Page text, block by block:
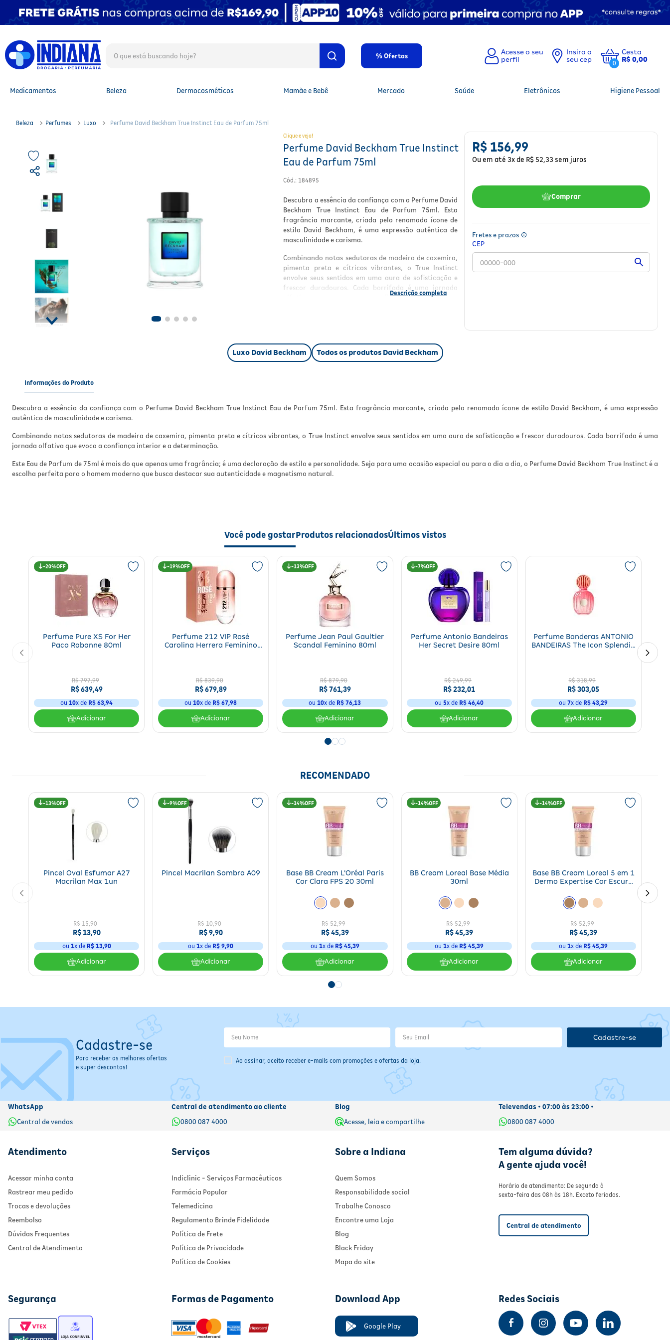
% Ofertas
Insira o
seu cep
0
Cesta
R$ 0,00
Medicamentos Beleza Dermocosméticos Mamãe e Bebê Mercado Saúde Eletrônicos Higiene Pessoal
Beleza Perfumes Luxo Perfume David Beckham True Instinct Eau de Parfum 75ml
Clique e veja!
Perfume David Beckham True Instinct
Eau de Parfum 75ml
Cód.: 184895
Descubra a essência da confiança com o Perfume David
Beckham True Instinct Eau de Parfum 75ml. Esta
fragrância marcante, criada pelo renomado ícone de
estilo David Beckham, é uma expressão autêntica de
masculinidade e carisma.
Combinando notas sedutoras de madeira de caxemira,
pimenta preta e cítricos vibrantes, o True Instinct
envolve seus sentidos em uma aura de sofisticação e
frescor duradouros. Cada borrifada é uma jornada
olfativa que evoca a confiança interior e a
personalidade. Seja para uma ocasião especial ou para
o dia a dia, o Perfume David Beckham True Instinct é a
R$ 156,99
Ou em até 3x de R$ 52,33 sem juros
Comprar
Fretes e prazos
CEP
Luxo David Beckham Todos os produtos David Beckham
Informações do Produto
Descubra a essência da confiança com o Perfume David Beckham True Instinct Eau de Parfum 75ml. Esta fragrância marcante, criada pelo renomado ícone de estilo David Beckham, é uma expressão
autêntica de masculinidade e carisma.
Combinando notas sedutoras de madeira de caxemira, pimenta preta e cítricos vibrantes, o True Instinct envolve seus sentidos em uma aura de sofisticação e frescor duradouros. Cada borrifada é uma
jornada olfativa que evoca a confiança interior e a determinação.
Este Eau de Parfum de 75ml é mais do que apenas uma fragrância; é uma declaração de estilo e personalidade. Seja para uma ocasião especial ou para o dia a dia, o Perfume David Beckham True Instinct é a
escolha perfeita para o homem moderno que busca destacar sua autenticidade e magnetismo natural.
Você pode gostarProdutos relacionadosÚltimos vistos
20%
Perfume Pure XS For Her
Paco Rabanne 80ml
R$ 797,99
R$ 639,49
ou10x de R$ 63,94
Adicionar
19%
Perfume 212 VIP Rosé
Carolina Herrera Feminino
R$ 839,90
R$679,89
ou10x de R$ 67,98
Adicionar
13%
Perfume Jean Paul Gaultier
Scandal Feminino 80ml
R$ 879,90
R$761,39
ou10x de R$ 76,13
Adicionar
7%
Perfume Antonio Bandeiras
Her Secret Desire 80ml
R$ 249,99
R$232,01
ou5x de R$ 46,40
Adicionar
Perfume Banderas ANTONIO
BANDEIRAS The Icon Splendid
R$ 318,99
R$303,05
ou7x de R$ 43,29
Adicionar
RECOMENDADO
13%
Pincel Oval Esfumar A27
Macrilan Max 1un
R$ 15,90
R$ 13,90
ou 1x de R$ 13,90
Adicionar
9%
Pincel Macrilan Sombra A09
R$ 10,90
R$9,90
ou1x de R$ 9,90
Adicionar
14%
Base BB Cream L'Oréal Paris
Cor Clara FPS 20 30ml
R$ 52,99
R$45,39
ou 1x de R$ 45,39
Adicionar
14%
BB Cream Loreal Base Média
30ml
R$ 52,99
R$45,39
ou1x de R$ 45,39
Adicionar
14%
Base BB Cream Loreal 5 em 1
Dermo Expertise Cor Escura
R$ 52,99
R$45,39
ou1x de R$ 45,39
Adicionar
Cadastre-se
Para receber as melhores ofertas
e super descontos!
Ao assinar, aceito receber e-mails com promoções e ofertas da loja.
Cadastre-se
WhatsApp
Central de vendas
Central de atendimento ao cliente
0800 087 4000
Blog
Acesse, leia e compartilhe
Televendas • 07:00 às 23:00 •
0800 087 4000
Atendimento
Acessar minha conta
Rastrear meu pedido
Trocas e devoluções
Reembolso
Dúvidas Frequentes
Central de Atendimento
Serviços
Indiclinic - Serviços Farmacêuticos
Farmácia Popular
Telemedicina
Regulamento Brinde Fidelidade
Política de Frete
Política de Privacidade
Política de Cookies
Sobre a Indiana
Quem Somos
Responsabilidade social
Trabalhe Conosco
Encontre uma Loja
Blog
Black Friday
Mapa do site
Tem alguma dúvida?
A gente ajuda você!
Horário de atendimento: De segunda à
sexta-feira das 08h às 18h. Exceto feriados.
Central de atendimento
Segurança Formas de Pagamento Download App
Google Play
Redes Sociais
TERMOS MAIS BUSCADOS
1º
fralda
lenço umedecido